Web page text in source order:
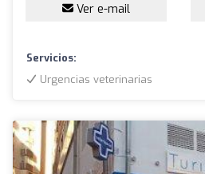
Ver e-mail
Servicios:
Urgencias veterinarias